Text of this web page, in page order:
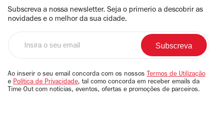
Subscreva a nossa newsletter. Seja o primerio a descobrir as
novidades e o melhor da sua cidade.
email
Ao inserir o seu email concorda com os nossos Termos de Utilização
e Política de Privacidade, tal como concorda em receber emails da
Time Out com notícias, eventos, ofertas e promoções de parceiros.